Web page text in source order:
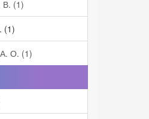
В. (1)
(1)
О. (1)